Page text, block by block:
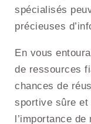
spécialisés
précieuses
En vous
de ressources
chances de
sportive sûre
l’importance